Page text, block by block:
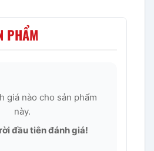
PHẨM
giá nào cho sản phẩm
này.
đầu tiên đánh giá!